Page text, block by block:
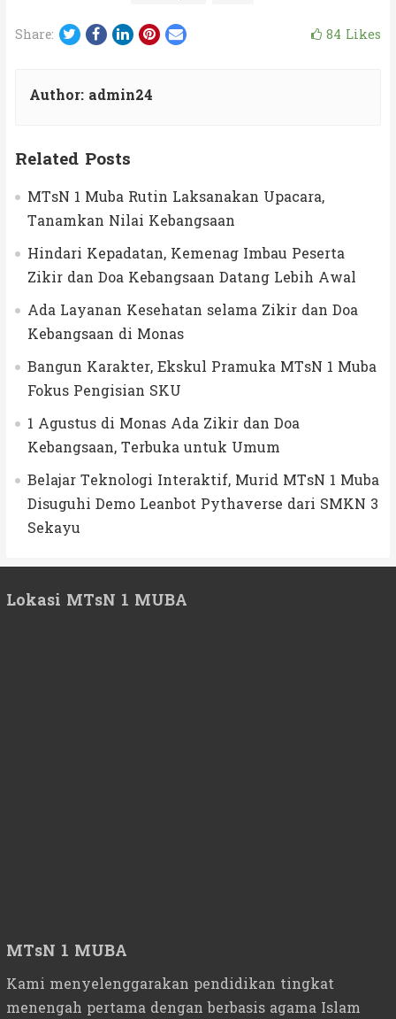
Share: Twitter
Facebook
LinkedIn
Pinterest
Email 84 Likes
Author: admin24
Related Posts
MTsN 1 Muba Rutin Laksanakan Upacara,
Tanamkan Nilai Kebangsaan
Hindari Kepadatan, Kemenag Imbau Peserta
Zikir dan Doa Kebangsaan Datang Lebih Awal
Ada Layanan Kesehatan selama Zikir dan Doa
Kebangsaan di Monas
Bangun Karakter, Ekskul Pramuka MTsN 1 Muba
Fokus Pengisian SKU
1 Agustus di Monas Ada Zikir dan Doa
Kebangsaan, Terbuka untuk Umum
Belajar Teknologi Interaktif, Murid MTsN 1 Muba
Disuguhi Demo Leanbot Pythaverse dari SMKN 3
Sekayu
Lokasi MTsN 1 MUBA
MTsN 1 MUBA
Kami menyelenggarakan pendidikan tingkat
menengah pertama dengan berbasis agama Islam